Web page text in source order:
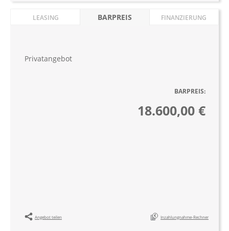
LEASING BARPREIS FINANZIERUNG
Privatangebot
BARPREIS:
18.600,00 €
Angebot teilen Inzahlungnahme-Rechner